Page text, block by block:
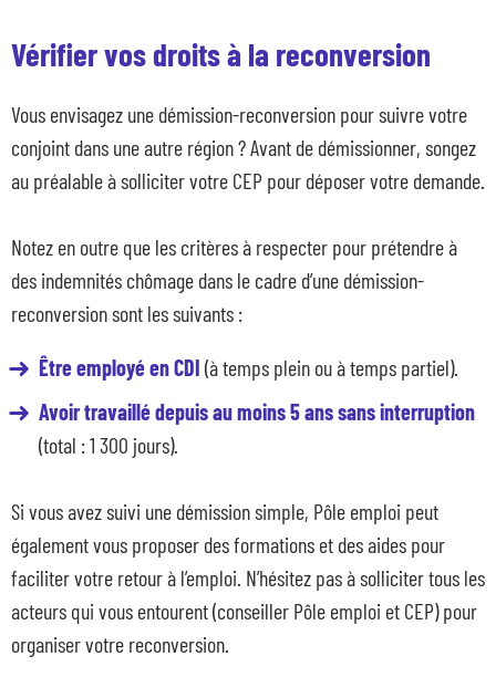
Vérifier vos droits à la reconversion
Vous envisagez une démission-reconversion pour suivre votre
conjoint dans une autre région ? Avant de démissionner, songez
au préalable à solliciter votre CEP pour déposer votre demande.
Notez en outre que les critères à respecter pour prétendre à
des indemnités chômage dans le cadre d’une démission-
reconversion sont les suivants :
Être employé en CDI (à temps plein ou à temps partiel).
Avoir travaillé depuis au moins 5 ans sans interruption
(total : 1 300 jours).
Si vous avez suivi une démission simple, Pôle emploi peut
également vous proposer des formations et des aides pour
faciliter votre retour à l’emploi. N’hésitez pas à solliciter tous les
acteurs qui vous entourent (conseiller Pôle emploi et CEP) pour
organiser votre reconversion.